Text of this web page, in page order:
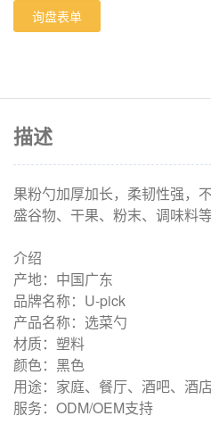
询盘表单
描述
果粉勺加厚加长，柔韧性强，
盛谷物、干果、粉末、调味料等
介绍
产地：中国广东
品牌名称：U-pick
产品名称：选菜勺
材质：塑料
颜色：黑色
用途：家庭、餐厅、酒吧、酒
服务：ODM/OEM支持